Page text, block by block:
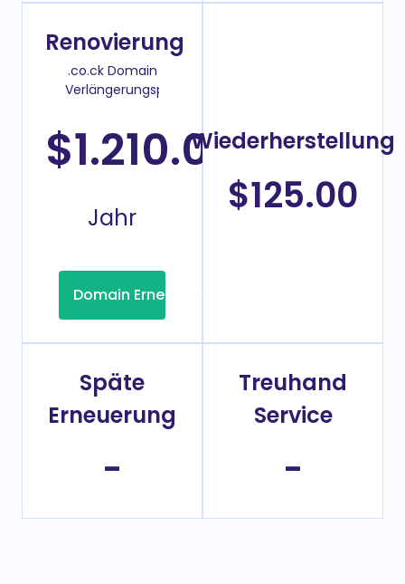
Renovierung
.co.ck Domain
Verlängerungspreis
$1.210.00/2
Jahr
Domain Erneuerung
Wiederherstellung
$125.00
Späte
Erneuerung
-
Treuhand
Service
-